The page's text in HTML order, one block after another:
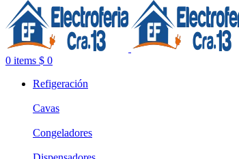
0 items $ 0
Refigeración
Cavas
Congeladores